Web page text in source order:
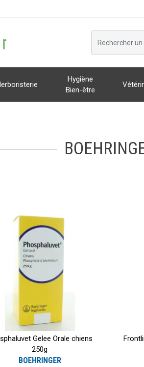
Hygiène
Bien-être
Gelee Orale chiens
250g
BOEHRINGER